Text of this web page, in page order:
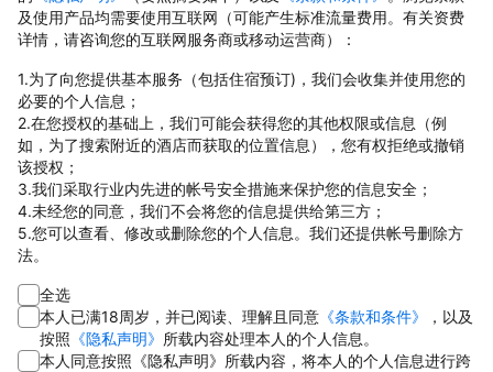
及使用产品均需要使用互联网（可能产生标准流量费用。有关资费
详情，请咨询您的互联网服务商或移动运营商）：
1.为了向您提供基本服务（包括住宿预订)，我们会收集并使用您的
必要的个人信息；
2.在您授权的基础上，我们可能会获得您的其他权限或信息（例
如，为了搜索附近的酒店而获取的位置信息），您有权拒绝或撤销
该授权；
3.我们采取行业内先进的帐号安全措施来保护您的信息安全；
4.未经您的同意，我们不会将您的信息提供给第三方；
5.您可以查看、修改或删除您的个人信息。我们还提供帐号删除方
法。
全选
本人已满18周岁，并已阅读、理解且同意 《条款和条件》
，以及
按照 《隐私声明》 所载内容处理本人的个人信息。
本人同意按照《隐私声明》所载内容，将本人的个人信息进行跨